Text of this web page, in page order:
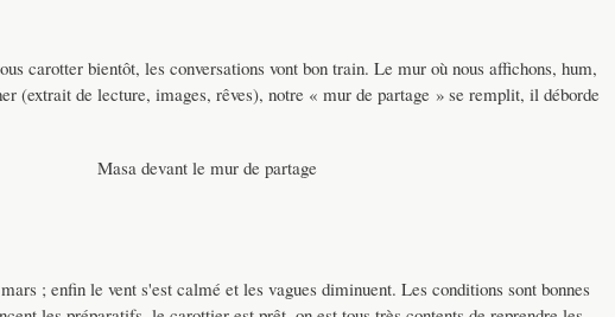
carotter bientôt, les conversations vont bon train. Le mur où nous affichons, hum,
(extrait de lecture, images, rêves), notre « mur de partage » se remplit, il déborde
Masa devant le mur de partage
; enfin le vent s'est calmé et les vagues diminuent. Les conditions sont bonnes